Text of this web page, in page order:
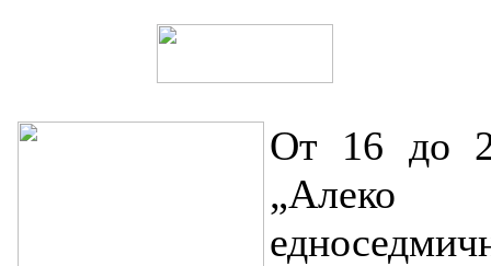
От 16 до
„Алеко